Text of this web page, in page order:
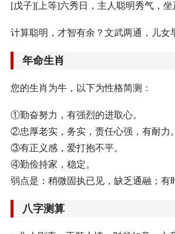
[戊子][上等]六秀日，主人聪明秀气，
计算聪明，才智有余？文武两通，儿女
年命生肖
您的生肖为牛，以下为性格简测：
①勤奋努力，有强烈的进取心。
②忠厚老实，务实，责任心强，有耐力。
③有正义感，爱打抱不平。
④勤俭持家，稳定。
弱点是：稍微固执已见，缺乏通融；有
八字测算